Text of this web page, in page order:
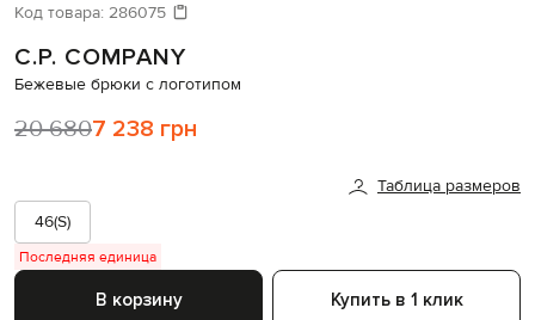
Код товара: 286075
C.P. COMPANY
Бежевые брюки с логотипом
20 6807 238 грн
Таблица размеров
46(S)
Последняя единица
В корзину Купить в 1 клик